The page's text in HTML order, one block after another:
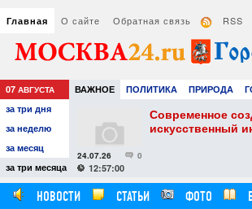
Главная О сайте Обратная связь RSS
07 АВГУСТА ВАЖНОЕ ПОЛИТИКА ПРИРОДА
ТЕХНОЛОГИИ
за три дня
за неделю
за месяц
за три месяца
и
0
24.07.26
12:57:00
Современное
искусственный
НОВОСТИ СТАТЬИ ФОТО